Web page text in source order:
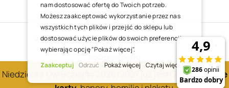
Niedziela z Owieczką 🐑 2026/2027 już jest! Zobacznowe
InstagramFacebookYoutube
X Pinterest
COPYRIGHT © 2025 ŚWIĘTY WOJCIECH DOM MEDIALNY SP. Z O.O.
nam dostosować ofertę do Twoich potrzeb.
Możesz zaakceptować wykorzystanie przez nas
wszystkich tych plików i przejść do sklepu lub
dostosować użycie plików do swoich preferencji,
wybierając opcję "Pokaż więcej".
Zaakceptuj Odrzuć Pokaż więcej Czytaj więcej